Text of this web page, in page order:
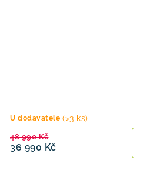
U dodavatele (>3 ks)
36 990 Kč
48 990 Kč